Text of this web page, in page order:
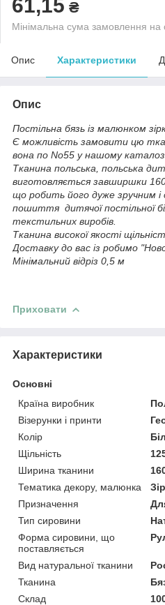
61,15 ₴
Мінімальна сума замовлення на
Опис Характеристики
Опис
Постільна бязь із малюнком
Є можливість замовити цю
вона по No55 у нашому
Тканина польська, польська
виготовляється завширшки
що робить його дуже зручним
пошиття дитячої постільної
текстильних виробів.
Тканина високої якості
Доставку до вас із робимо
Мінімальний відріз 0,5 м
Приховати
Характеристики
Основні
Країна виробник
Візерунки і принти
Колір
Щільність
Ширина тканини
Тематика декору, малюнка
Призначення
Тип сировини
Форма сировини, що
поставляється
Вид натуральної тканини
Тканина
Склад